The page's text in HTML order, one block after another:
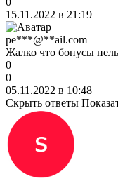
15.11.2022 в 21:19
pe***@**ail.com
Жалко что бонусы
0
0
05.11.2022 в 10:48
Скрыть ответы